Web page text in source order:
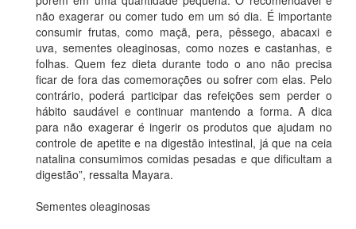
não exagerar ou comer tudo em um só dia. É importante
consumir frutas, como maçã, pera, pêssego, abacaxi e
uva, sementes oleaginosas, como nozes e castanhas, e
folhas. Quem fez dieta durante todo o ano não precisa
ficar de fora das comemorações ou sofrer com elas. Pelo
contrário, poderá participar das refeições sem perder o
hábito saudável e continuar mantendo a forma. A dica
para não exagerar é ingerir os produtos que ajudam no
controle de apetite e na digestão intestinal, já que na ceia
natalina consumimos comidas pesadas e que dificultam a
digestão”, ressalta Mayara.
Sementes oleaginosas